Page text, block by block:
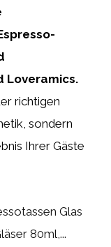
Loveramics.
richtigen
sondern
Ihrer Gäste
Glas
80ml,...